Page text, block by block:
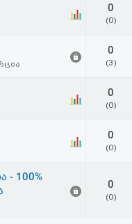
0
(0)
0
(3)
0
(0)
0
(0)
- 100%
0
(0)